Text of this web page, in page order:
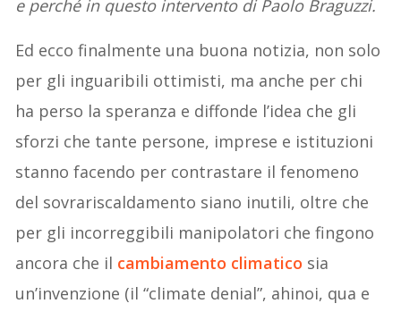
e perché in questo intervento di Paolo Braguzzi.
Ed ecco finalmente una buona notizia, non solo
per gli inguaribili ottimisti, ma anche per chi
ha perso la speranza e diffonde l’idea che gli
sforzi che tante persone, imprese e istituzioni
stanno facendo per contrastare il fenomeno
del sovrariscaldamento siano inutili, oltre che
per gli incorreggibili manipolatori che fingono
ancora che il cambiamento climatico sia
un’invenzione (il “climate denial”, ahinoi, qua e